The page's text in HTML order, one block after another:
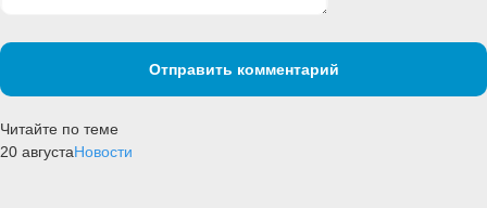
Отправить комментарий
Читайте по теме
20 августаНовости